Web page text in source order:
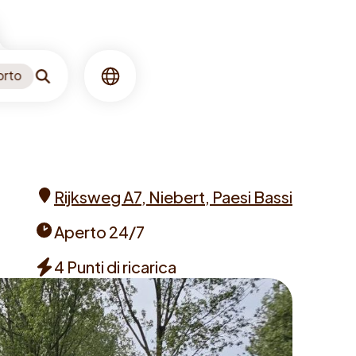
Ricerca Lingua
Rijksweg A7, Niebert, Paesi Bassi
times
Aperto 24/7
Chargers
4 Punti di ricarica